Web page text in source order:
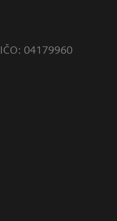
IČO: 04179960